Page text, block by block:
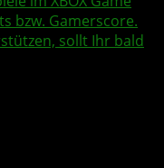
bzw. Gamerscore.
sollt Ihr bald